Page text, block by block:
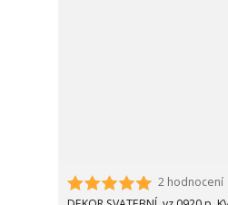
2 hodnocení